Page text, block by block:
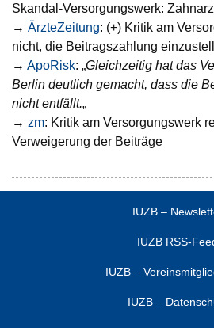
Skandal-Versorgungswerk:
→ÄrzteZeitung: (+) Kritik am
nicht, die Beitragszahlung
→ApoRisk: „Gleichzeitig hat das
Berlin deutlich gemacht, dass die
nicht entfällt.„
→zm: Kritik am Versorgungswerk
Verweigerung der Beiträge
IUZB –
IUZB RSS-
IUZB –
IUZB –